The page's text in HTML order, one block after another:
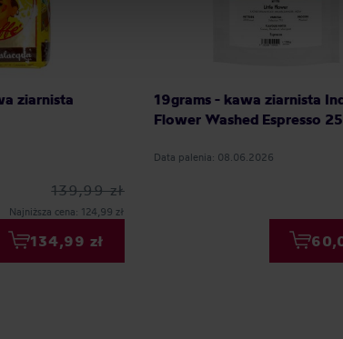
ziarnista
139,99 zł
Najniższa cena: 124,99 zł
134,99 zł
19grams - kawa ziarnista
Flower Washed Espresso
Data palenia: 08.06.2026